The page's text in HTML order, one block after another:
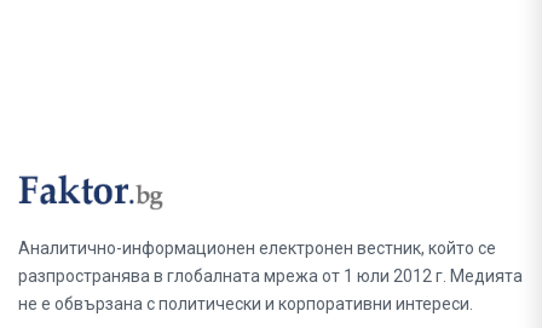
Аналитично-информационен електронен вестник, който се
разпространява в глобалната мрежа от 1 юли 2012 г. Медията
не е обвързана с политически и корпоративни интереси.